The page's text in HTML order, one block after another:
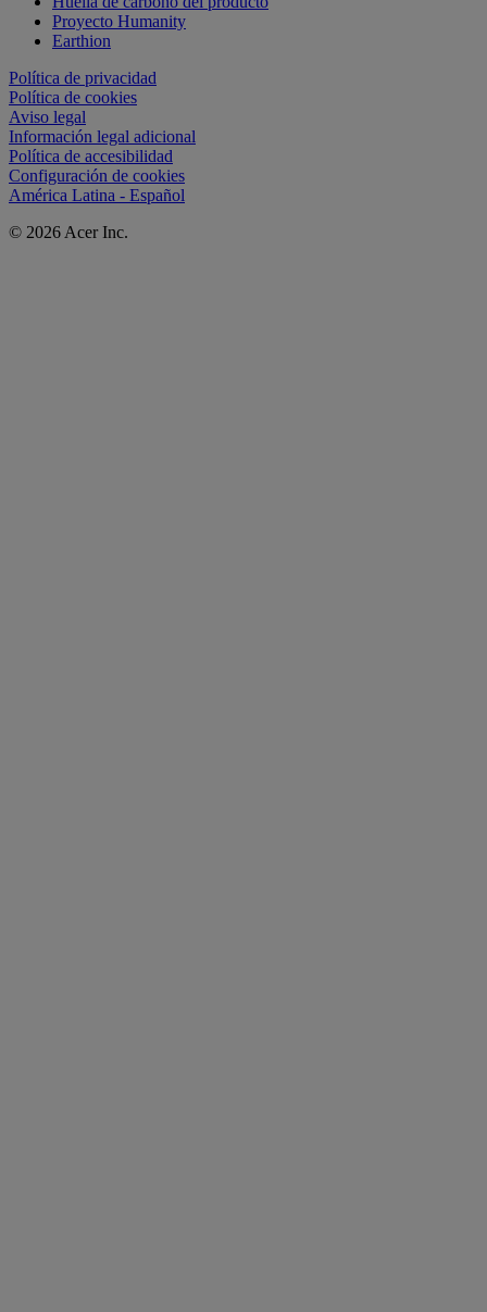
Proyecto Humanity
Earthion
Política de privacidad
Política de cookies
Aviso legal
Información legal adicional
Política de accesibilidad
Configuración de cookies
América Latina - Español
© 2026 Acer Inc.